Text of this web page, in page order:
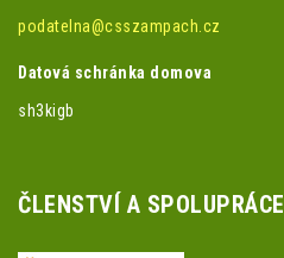
podatelna@csszampach.cz
Datová schránka domova
sh3kigb
ČLENSTVÍ A SPOLUPRÁCE